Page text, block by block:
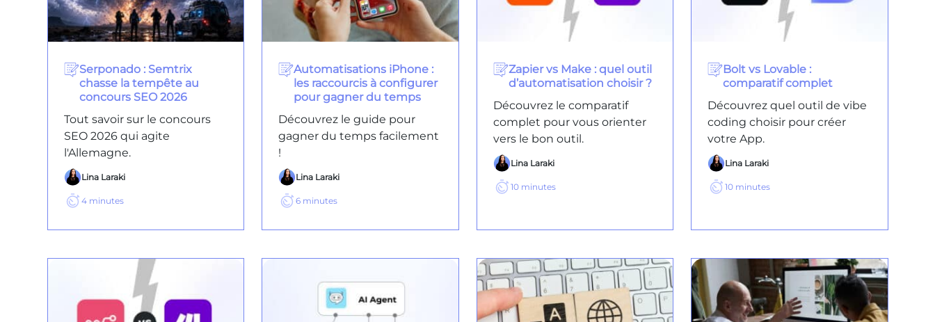
Serponado : Semtrix
chasse la tempête au
concours SEO 2026
Tout savoir sur le concours
SEO 2026 qui agite
l'Allemagne.
Lina Laraki
4 minutes
Automatisations iPhone :
les raccourcis à configurer
pour gagner du temps
Découvrez le guide pour
gagner du temps facilement
!
Lina Laraki
6 minutes
Zapier vs Make : quel outil
d’automatisation choisir ?
Découvrez le comparatif
complet pour vous orienter
vers le bon outil.
Lina Laraki
10 minutes
Bolt vs Lovable :
comparatif complet
Découvrez quel outil de vibe
coding choisir pour créer
votre App.
Lina Laraki
10 minutes